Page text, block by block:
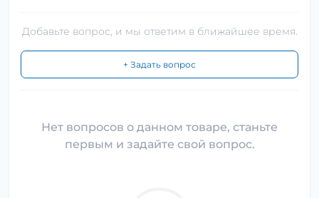
Добавьте вопрос, и мы ответим в ближайшее время.
+ Задать вопрос
Нет вопросов о данном товаре, станьте
первым и задайте свой вопрос.